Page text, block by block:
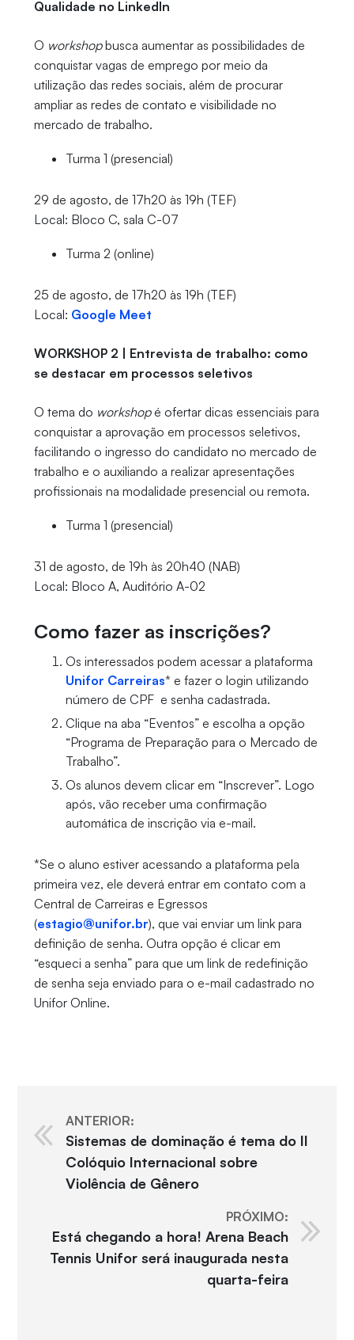
Qualidade no LinkedIn
O workshopbusca aumentar as possibilidades de
conquistar vagas de emprego por meio da
utilização das redes sociais, além de procurar
ampliar as redes de contato e visibilidade no
mercado de trabalho.
Turma 1 (presencial)
29 de agosto, de 17h20 às 19h (TEF)
Local: Bloco C, sala C-07
Turma 2 (online)
25 de agosto, de 17h20 às 19h (TEF)
Local: Google Meet
WORKSHOP 2 | Entrevista de trabalho: como
se destacar em processos seletivos
O tema do workshopé ofertar dicas essenciais para
conquistar a aprovação em processos seletivos,
facilitando o ingresso do candidato no mercado de
trabalho e o auxiliando a realizar apresentações
profissionais na modalidade presencial ou remota.
Turma 1 (presencial)
31 de agosto, de 19h às 20h40 (NAB)
Local: Bloco A, Auditório A-02
Como fazer as inscrições?
Os interessados podem acessar a plataforma
Unifor Carreiras* e fazer o login utilizando
número de CPF e senha cadastrada.
Clique na aba “Eventos” e escolha a opção
“Programa de Preparação para o Mercado de
Trabalho”.
Os alunos devem clicar em “Inscrever”. Logo
após, vão receber uma confirmação
automática de inscrição via e-mail.
*Se o aluno estiver acessando a plataforma pela
primeira vez, ele deverá entrar em contato com a
Central de Carreiras e Egressos
(estagio@unifor.br), que vai enviar um link para
definição de senha. Outra opção é clicar em
“esqueci a senha” para que um link de redefinição
de senha seja enviado para o e-mail cadastrado no
Unifor Online.
ANTERIOR:
Sistemas de dominação é tema do II
Colóquio Internacional sobre
Violência de Gênero
PRÓXIMO:
Está chegando a hora! Arena Beach
Tennis Unifor será inaugurada nesta
quarta-feira